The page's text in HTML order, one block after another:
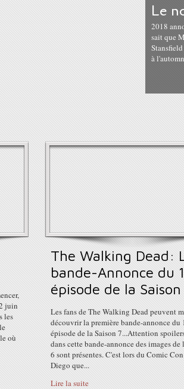
Le
2018
sait que
à
juin
les
où
The Walking Dead:
bande-Annonce du
épisode de la
Les fans de The Walking Dead peuvent
découvrir la première bande-annonce du
épisode de la Saison 7...Attention
dans cette bande-annonce des images de
6 sont présentes. C'est lors du Comic
Diego que...
Lire la suite